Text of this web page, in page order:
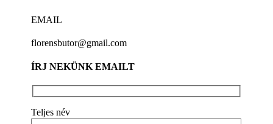
EMAIL
florensbutor@gmail.com
ÍRJ NEKÜNK EMAILT
Teljes név